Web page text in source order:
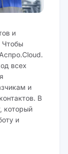
и
Чтобы
всех
и
В
который
и